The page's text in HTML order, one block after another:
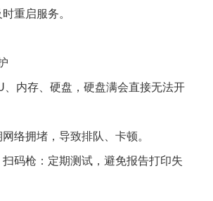
重启服务。
、内存、硬盘，硬盘满会直接无法开
络拥堵，导致排队、卡顿。
码枪：定期测试，避免报告打印失